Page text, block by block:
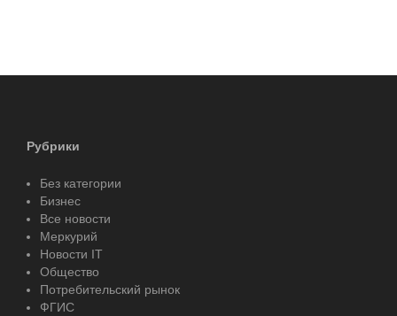
Рубрики
Без категории
Бизнес
Все новости
Меркурий
Новости IT
Общество
Потребительский рынок
ФГИС